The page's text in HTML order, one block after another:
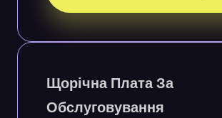
Щорічна Плата За
Обслуговування